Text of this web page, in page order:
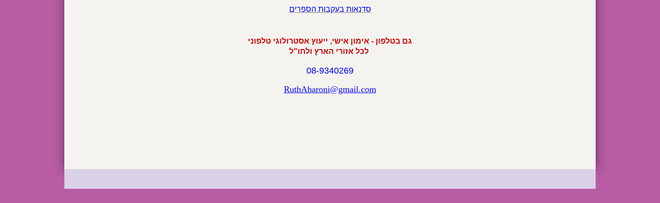
סדנאות בעקבות הספרים
גם בטלפון - אימון אישי, ייעוץ אסטרולוגי טלפוני
לכל אזורי הארץ ולחו"ל
08-9340269
RuthAharoni@gmail.com